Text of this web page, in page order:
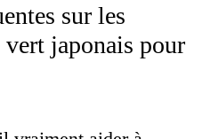
sur les
japonais pour